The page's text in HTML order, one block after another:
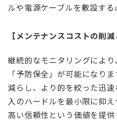
ルや電源ケーブルを敷設する
【メンテナンスコストの削減
継続的なモニタリングによ
「予防保全」が可能になり
減らし、より的を絞った迅
入のハードルを最小限に抑
高い信頼性という価値を提供